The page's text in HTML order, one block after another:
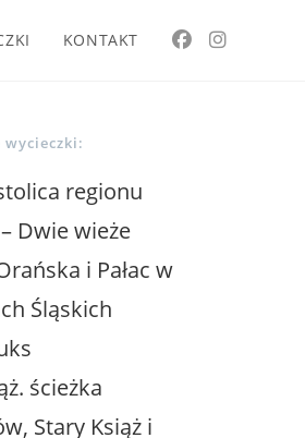
KONTAKT
wycieczki:
regionu
Dwie wieże
i Pałac w
Śląskich
ścieżka
Stary Książ i